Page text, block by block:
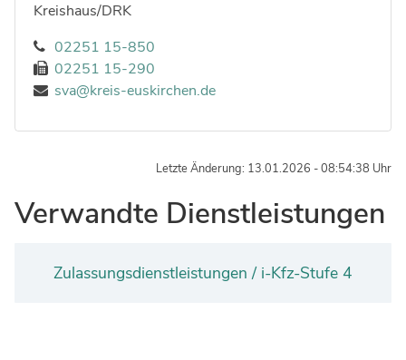
Kreishaus/DRK
02251 15-850
02251 15-290
sva@kreis-euskirchen.de
Letzte Änderung: 13.01.2026 - 08:54:38 Uhr
Verwandte Dienstleistungen
Zulassungsdienstleistungen / i-Kfz-Stufe 4